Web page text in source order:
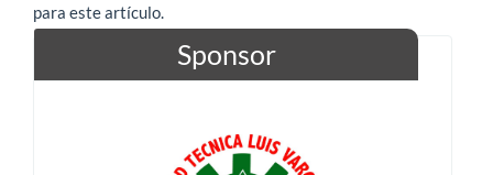
para este artículo.
Sponsor